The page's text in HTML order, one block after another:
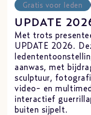
Gratis voor leden
UPDATE
Met trots
UPDATE 2026.
aanwas, met
sculptuur,
video- en
interactief
buiten sijpelt.